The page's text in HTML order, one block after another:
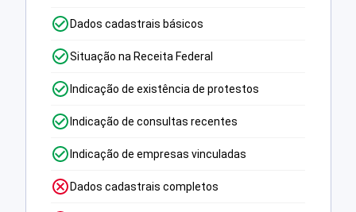
Dados cadastrais básicos
Situação na Receita Federal
Indicação de existência de protestos
Indicação de consultas recentes
Indicação de empresas vinculadas
Dados cadastrais completos